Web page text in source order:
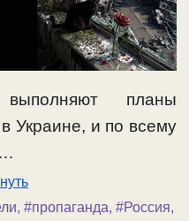
планы
Украине, и по всему
, #пропаганда, #Россия,